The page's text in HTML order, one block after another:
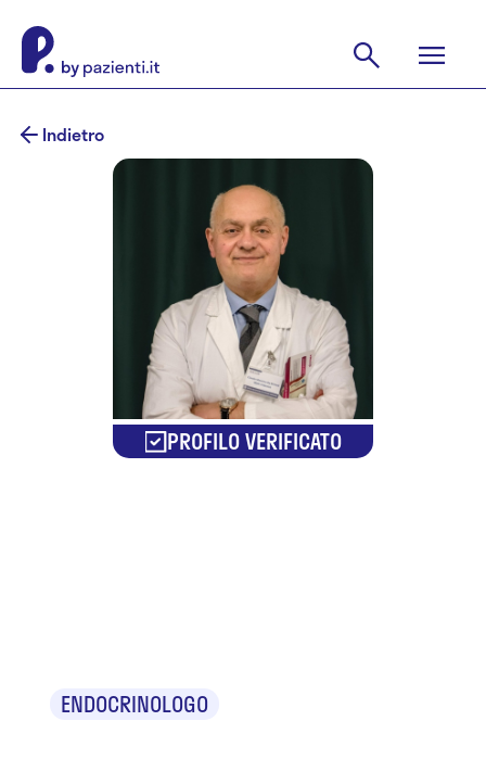
Indietro
PROFILO VERIFICATO
ENDOCRINOLOGO